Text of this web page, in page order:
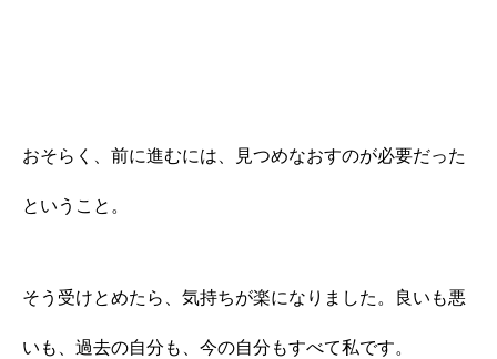
おそらく、前に進むには、見つめなおすのが必要だった
ということ。
そう受けとめたら、気持ちが楽になりました。良いも悪
いも、過去の自分も、今の自分もすべて私です。